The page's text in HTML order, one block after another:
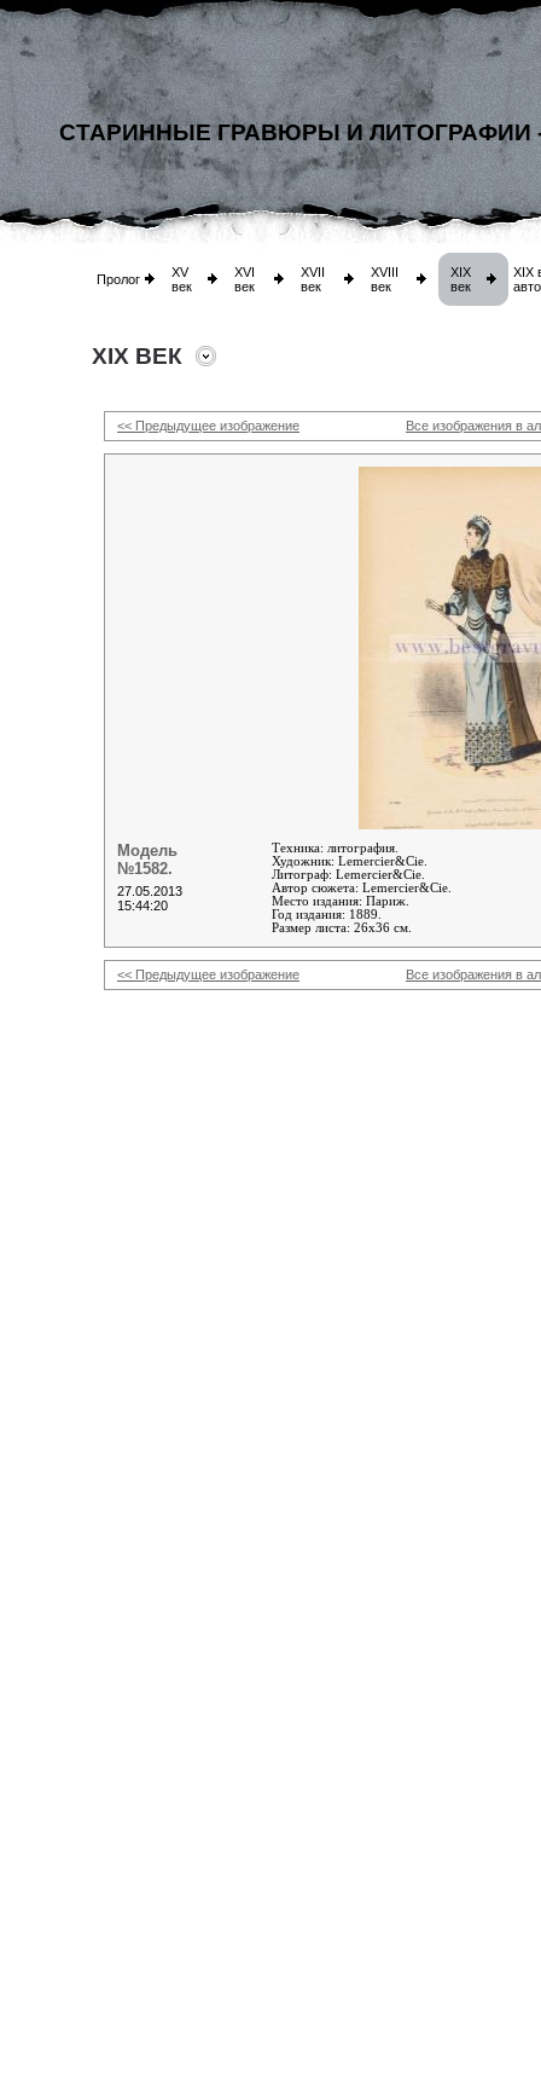
СТАРИННЫЕ ГРАВЮРЫ И ЛИТОГРАФИИ
Пролог
XV
век
XVI
век
XVII
век
XVIII
век
XIX
век
XIX
XIX ВЕК
<< Предыдущее изображение Все изображения в
Модель
№1582.
27.05.2013
15:44:20
Техника: литография.
Художник: Lemercier&Cie.
Литограф: Lemercier&Cie
Автор сюжета: Lemercier&Cie
Место издания: Париж.
Год издания: 1889.
Размер листа: 26х36 см.
<< Предыдущее изображение Все изображения в